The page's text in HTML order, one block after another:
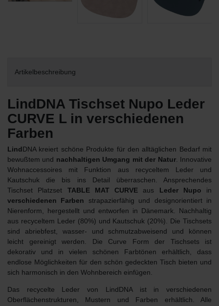
Artikelbeschreibung
LindDNA Tischset Nupo Leder
CURVE L in verschiedenen
Farben
LindDNA kreiert schöne Produkte für den alltäglichen Bedarf mit
bewußtem und nachhaltigen Umgang mit der Natur. Innovative
Wohnaccessoires mit Funktion aus recyceltem Leder und
Kautschuk die bis ins Detail überraschen. Ansprechendes
Tischset Platzset TABLE MAT CURVE aus Leder Nupo in
verschiedenen Farben strapazierfähig und designorientiert in
Nierenform, hergestellt und entworfen in Dänemark. Nachhaltig
aus recyceltem Leder (80%) und Kautschuk (20%). Die Tischsets
sind abriebfest, wasser- und schmutzabweisend und können
leicht gereinigt werden. Die Curve Form der Tischsets ist
dekorativ und in vielen schönen Farbtönen erhältlich, dass
endlose Möglichkeiten für den schön gedeckten Tisch bieten und
sich harmonisch in den Wohnbereich einfügen.
Das recycelte Leder von LindDNA ist in verschiedenen
Oberflächenstrukturen, Mustern und Farben erhältlich. Alle